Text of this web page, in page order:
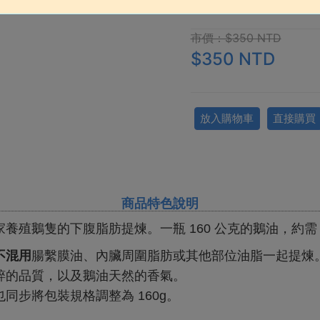
市價：$350 NTD
$350 NTD
放入購物車 直接購買
商品特色說明
養殖鵝隻的下腹脂肪提煉。一瓶 160 公克的鵝油，約
混用 腸繫膜油、內臟周圍脂肪或其他部位油脂一起提
品質，以及鵝油天然的香氣。
步將包裝規格調整為 160g。